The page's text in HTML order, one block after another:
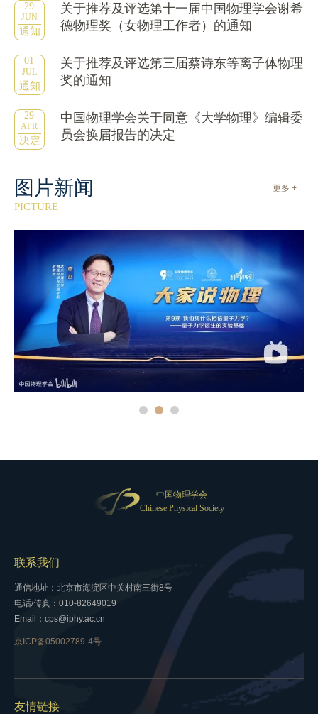
29
JUN
通知
关于推荐及评选第十一届中国物理学会谢希
德物理奖（女物理工作者）的通知
01
JUL
通知
关于推荐及评选第三届蔡诗东等离子体物理
奖的通知
29
APR
决定
中国物理学会关于同意《大学物理》编辑委
员会换届报告的决定
更多 +
图片新闻
PICTURE
中国物理学会
Chinese Physical Society
联系我们
通信地址：北京市海淀区中关村南三街8号
电话/传真：010-82649019
Email：cps@iphy.ac.cn
京ICP备05002789-4号
友情链接